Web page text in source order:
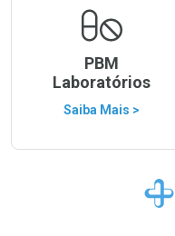
PBM
Laboratórios
Saiba Mais >
Ir